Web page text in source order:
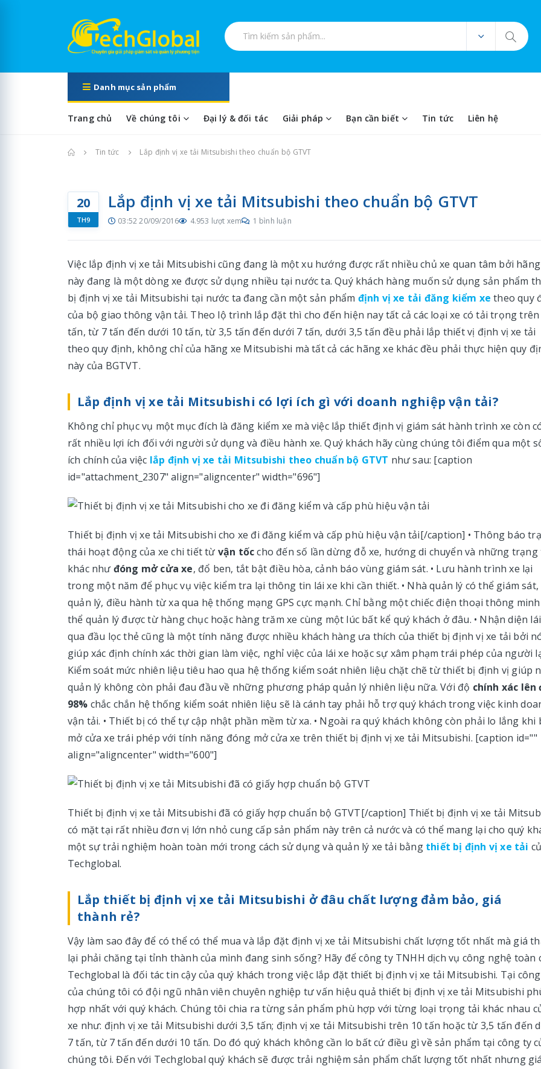
Tìm kiếm sản phẩm
Danh mục sản phẩm
Trang chủ Về chúng tôi Đại lý & đối tác Giải pháp Bạn cần biết Tin tức Liên hệ
Trang chủ
Tin tức Lắp định vị xe tải Mitsubishi theo chuẩn bộ GTVT
20
TH9
Lắp định vị xe tải Mitsubishi theo chuẩn bộ GTVT
03:52 20/09/2016 4.953 lượt xem 1 bình luận
Việc lắp định vị xe tải Mitsubishi cũng đang là một xu hướng được rất nhiều chủ xe quan tâm bởi
này đang là một dòng xe được sử dụng nhiều tại nước ta. Quý khách hàng muốn sử dụng sản phẩm
bị định vị xe tải Mitsubishi tại nước ta đang cần một sản phẩm định vị xe tải đăng kiểm xe theo quy
của bộ giao thông vận tải. Theo lộ trình lắp đặt thì cho đến hiện nay tất cả các loại xe có tải trọng trên
tấn, từ 7 tấn đến dưới 10 tấn, từ 3,5 tấn đến dưới 7 tấn, dưới 3,5 tấn đều phải lắp thiết vị định vị xe tải
theo quy định, không chỉ của hãng xe Mitsubishi mà tất cả các hãng xe khác đều phải thực hiện quy
này của BGTVT.
Lắp định vị xe tải Mitsubishi có lợi ích gì với doanh nghiệp vận tải?
Không chỉ phục vụ một mục đích là đăng kiểm xe mà việc lắp thiết định vị giám sát hành trình xe còn
rất nhiều lợi ích đối với người sử dụng và điều hành xe. Quý khách hãy cùng chúng tôi điểm qua một
ích chính của việc lắp định vị xe tải Mitsubishi theo chuẩn bộ GTVT như sau: [caption
id="attachment_2307" align="aligncenter" width="696"]
Thiết bị định vị xe tải Mitsubishi cho xe đi đăng kiểm và cấp phù hiệu vận tải[/caption] • Thông báo
thái hoạt động của xe chi tiết từ vận tốccho đến số lần dừng đỗ xe, hướng di chuyển và những trạng
khác như đóng mở cửa xe, đổ ben, tắt bật điều hòa, cảnh báo vùng giám sát. • Lưu hành trình xe lại
trong một năm để phục vụ việc kiểm tra lại thông tin lái xe khi cần thiết. • Nhà quản lý có thể giám sát,
quản lý, điều hành từ xa qua hệ thống mạng GPS cực mạnh. Chỉ bằng một chiếc điện thoại thông
thể quản lý được từ hàng chục hoặc hàng trăm xe cùng một lúc bất kể quý khách ở đâu. • Nhận diện
qua đầu lọc thẻ cũng là một tính năng được nhiều khách hàng ưa thích của thiết bị định vị xe tải bởi
giúp xác định chính xác thời gian làm việc, nghỉ việc của lái xe hoặc sự xâm phạm trái phép của người
Kiểm soát mức nhiên liệu tiêu hao qua hệ thống kiểm soát nhiên liệu chặt chẽ từ thiết bị định vị giúp
quản lý không còn phải đau đầu về những phương pháp quản lý nhiên liệu nữa. Với độ chính xác lên
98% chắc chắn hệ thống kiểm soát nhiên liệu sẽ là cánh tay phải hỗ trợ quý khách trong việc kinh
vận tải. • Thiết bị có thể tự cập nhật phần mềm từ xa. • Ngoài ra quý khách không còn phải lo lắng khi
mở cửa xe trái phép với tính năng đóng mở cửa xe trên thiết bị định vị xe tải Mitsubishi. [caption id=""
align="aligncenter" width="600"]
Thiết bị định vị xe tải Mitsubishi đã có giấy hợp chuẩn bộ GTVT[/caption] Thiết bị định vị xe tải
có mặt tại rất nhiều đơn vị lớn nhỏ cung cấp sản phẩm này trên cả nước và có thể mang lại cho quý
một sự trải nghiệm hoàn toàn mới trong cách sử dụng và quản lý xe tải bằng thiết bị định vị xe tải
Techglobal.
Lắp thiết bị định vị xe tải Mitsubishi ở đâu chất lượng đảm bảo, giá
thành rẻ?
Vậy làm sao đây để có thể có thể mua và lắp đặt định vị xe tải Mitsubishi chất lượng tốt nhất mà giá
lại phải chăng tại tỉnh thành của mình đang sinh sống? Hãy để công ty TNHH dịch vụ công nghệ toàn
Techglobal là đối tác tin cậy của quý khách trong việc lắp đặt thiết bị định vị xe tải Mitsubishi. Tại
của chúng tôi có đội ngũ nhân viên chuyên nghiệp tư vấn hiệu quả thiết bị định vị xe tải Mitsubishi
hợp nhất với quý khách. Chúng tôi chia ra từng sản phẩm phù hợp với từng loại trọng tải khác nhau
xe như: định vị xe tải Mitsubishi dưới 3,5 tấn; định vị xe tải Mitsubishi trên 10 tấn hoặc từ 3,5 tấn đến
7 tấn, từ 7 tấn đến dưới 10 tấn. Do đó quý khách không cần lo bất cứ điều gì về sản phẩm tại công ty
chúng tôi. Đến với Techglobal quý khách sẽ được trải nghiệm sản phẩm chất lượng tốt nhất nhưng